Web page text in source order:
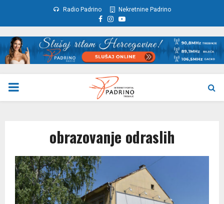
Radio Padrino Nekretnine Padrino
Facebook
Instagram
Youtube
PRIMARY
obrazovanje odraslih